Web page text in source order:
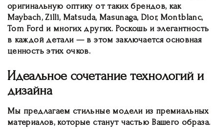
оригинальную оптику от таких брендов, как
Maybach, Zilli, Matsuda, Masunaga, Dior, Montblanc,
Tom Ford и многих других. Роскошь и элегантность
в каждой детали — в этом заключается основная
ценность этих очков.
Идеальное сочетание технологий и
дизайна
Мы предлагаем стильные модели из премиальных
материалов, которые станут частью Вашего образа.